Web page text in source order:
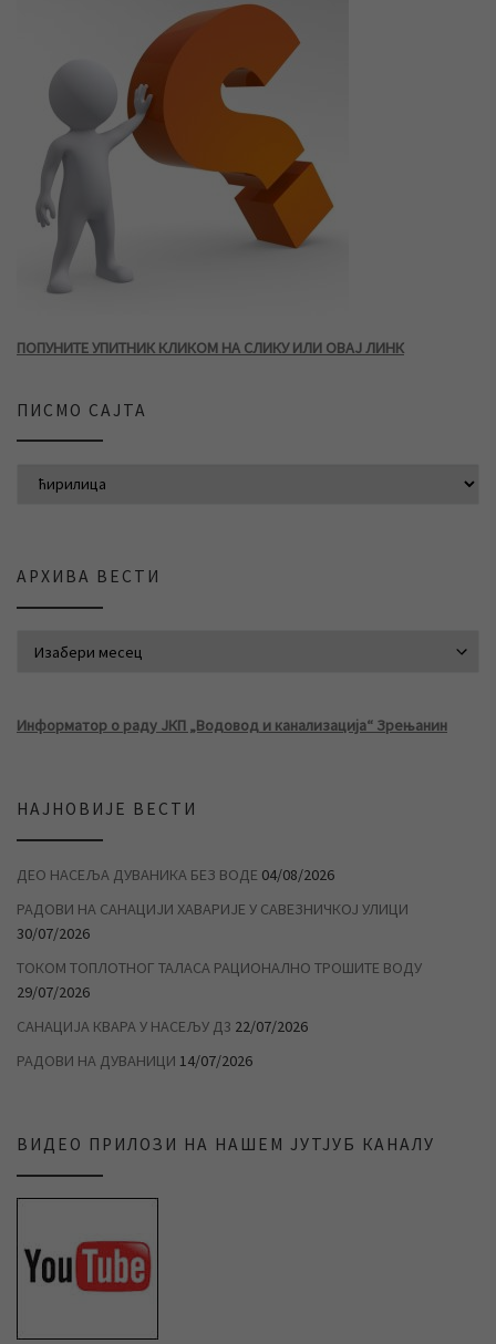
ПОПУНИТЕ УПИТНИК КЛИКОМ НА СЛИКУ ИЛИ ОВАЈ ЛИНК
ПИСМО САЈТА
АРХИВА ВЕСТИ
Информатор о раду ЈКП „Водовод и канализација“ Зрењанин
НАЈНОВИЈЕ ВЕСТИ
ДЕО НАСЕЉА ДУВАНИКА БЕЗ ВОДЕ 04/08/2026
РАДОВИ НА САНАЦИЈИ ХАВАРИЈЕ У САВЕЗНИЧКОЈ УЛИЦИ
30/07/2026
ТОКОМ ТОПЛОТНОГ ТАЛАСА РАЦИОНАЛНО ТРОШИТЕ ВОДУ
29/07/2026
САНАЦИЈА КВАРА У НАСЕЉУ Д3 22/07/2026
РАДОВИ НА ДУВАНИЦИ 14/07/2026
ВИДЕО ПРИЛОЗИ НА НАШЕМ ЈУТЈУБ КАНАЛУ